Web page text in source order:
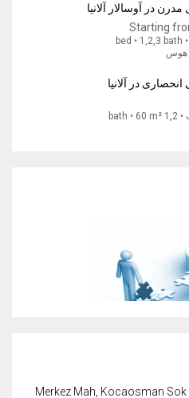
مدرن در آوسالار آلانیا
Starting
هوس
انحصاری در آلانیا